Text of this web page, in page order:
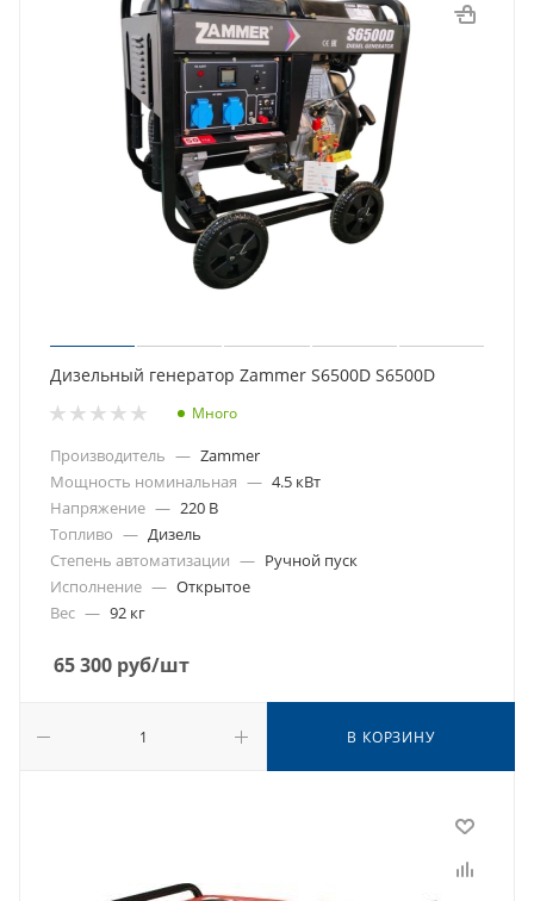
Дизельный генератор Zammer S6500D S6500D
Много
Производитель — Zammer
Мощность номинальная — 4.5 кВт
Напряжение — 220 В
Топливо — Дизель
Степень автоматизации — Ручной пуск
Исполнение — Открытое
Вес — 92 кг
65 300 руб/шт
В КОРЗИНУ